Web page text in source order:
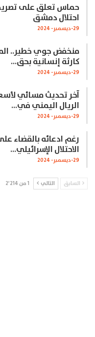
حماس تعلق على
احتلال دمشق
29-ديسمبر- 2024
منخفض جوي خطير..
كارثة إنسانية بحق…
29-ديسمبر- 2024
آخر تحديث مسائي
الريال اليمني في…
29-ديسمبر- 2024
رغم ادعائه بالقضاء
الاحتلال الإسرائيلي…
29-ديسمبر- 2024
السابق التالي 1 من 2٬214